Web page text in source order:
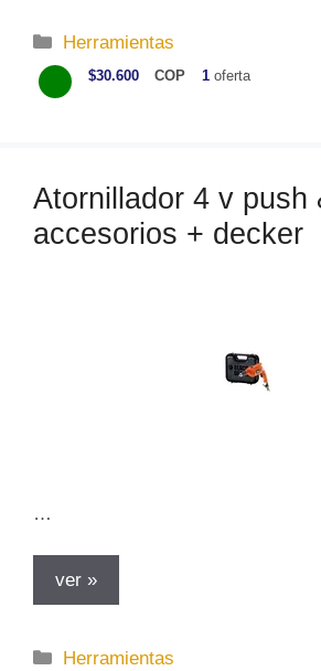
C
a
t
r
í
Herramientas
$30.600 COP 1 oferta
Atornillador 4 v push
accesorios + decker
…
ver »
C
Herramientas